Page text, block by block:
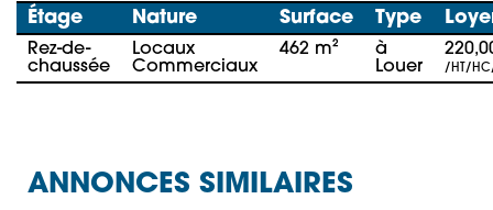
Étage Nature Surface Type
Rez-de-
chaussée
Locaux
Commerciaux
462 m²
à
Louer
/HT/
ANNONCES SIMILAIRES